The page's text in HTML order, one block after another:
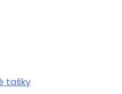
tašky